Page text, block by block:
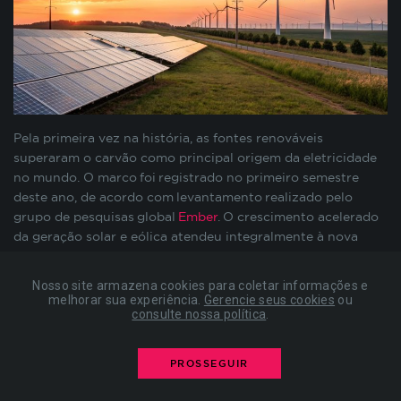
Nosso site armazena cookies para coletar informações e
melhorar sua experiência. Gerencie seus cookies ou
consulte nossa política
PROSSEGUIR
Pela primeira vez na história, as fontes renováveis
superaram o carvão como principal origem da eletricidade
no mundo. O marco foi registrado no primeiro semestre
deste ano, de acordo com levantamento realizado pelo
grupo de pesquisas global Ember. O crescimento acelerado
da geração solar e eólica atendeu integralmente à nova
O avanço, porém,ocorre de forma desigual entre países
Índia lideram a expansão das energias limpas, enquanto
Estados Unidos e União Europeia enfrentam um retrocesso
preenchimento de formulários, contagem de
visitas para a medição de performance de
páginas, entre outros. Todos armazenados sem a
possibilidade de identificação pessoal. Ao
configurar seu navegador para bloquear esses
cookies, algumas partes do site podem não
COOKIES DE PUBLICIDADE
Estes cookies são estabelecidos por nossos
compor um perfil sobre seus interesses e, a partir
disso, mostrar anúncios relevantes para você em
outros sites. As informações armazenadas são